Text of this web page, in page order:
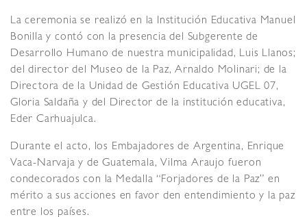
La ceremonia se realizó en la Institución Educativa Manuel
Bonilla y contó con la presencia del Subgerente de
Desarrollo Humano de nuestra municipalidad, Luis Llanos;
del director del Museo de la Paz, Arnaldo Molinari; de la
Directora de la Unidad de Gestión Educativa UGEL 07,
Gloria Saldaña y del Director de la institución educativa,
Eder Carhuajulca.
Durante el acto, los Embajadores de Argentina, Enrique
Vaca-Narvaja y de Guatemala, Vilma Araujo fueron
condecorados con la Medalla “Forjadores de la Paz” en
mérito a sus acciones en favor den entendimiento y la paz
entre los países.